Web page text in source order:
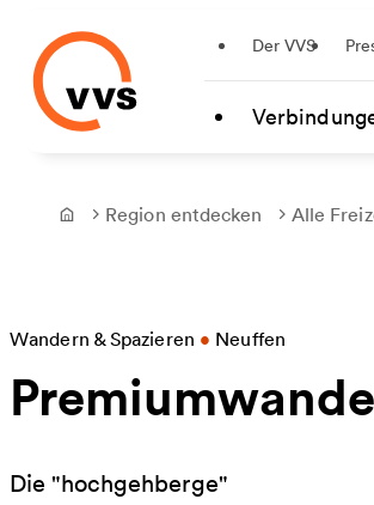
Zum Hauptinhalt springen
Der VVS
Frontpage
Region entdecken Alle
Wandern & Spazieren • Neuffen
Die "hochgehberge"